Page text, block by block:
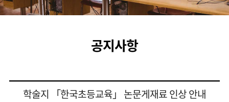
공지사항
학술지 「한국초등교육」 논문게재료 인상 안내